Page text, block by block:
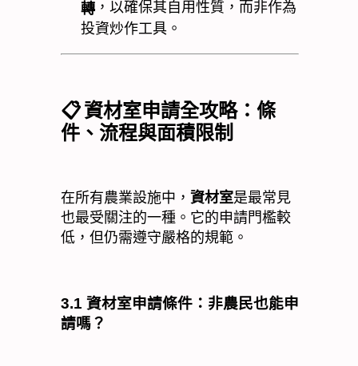
轉 ，以確保其自用性質，而非作為
投資炒作工具。
📋資材室申請全攻略：條
件、流程與面積限制
在所有農業設施中， 資材室是最常見
也最受關注的一種。它的申請門檻較
低，但仍需遵守嚴格的規範。
3.1 資材室申請條件：非農民也能申
請嗎？